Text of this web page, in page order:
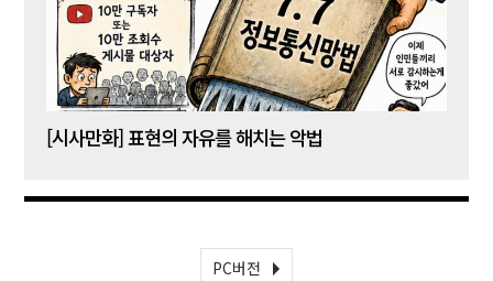
[시사만화] 표현의 자유를 해치는 악법
PC버전